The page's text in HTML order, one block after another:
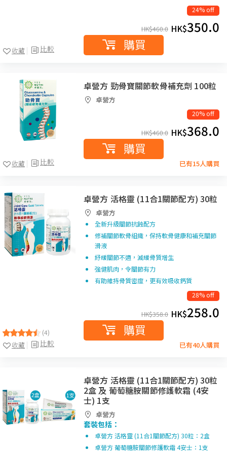
比較
收藏
24% off
HK$460.0 HK$350.0
購買
比較
收藏
卓營方 勁骨寶關節軟骨補充劑 100粒
卓營方
20% off
HK$460.0 HK$368.0
購買
已有15人購買
(4)
比較
收藏
卓營方 活格靈 (11合1關節配方) 30粒
卓營方
全新升級關節抗蝕配方
修補關節軟骨組織，保持軟骨健康和補充關節
滑液
紓緩關節不適，減緩骨質增生
強健肌肉，令關節有力
有助維持骨質密度，更有效吸收鈣質
28% off
HK$358.0 HK$258.0
購買
已有40人購買
卓營方 活格靈 (11合1關節配方) 30粒
2盒 及 葡萄糖胺關節修護軟霜 (4安
士) 1支
卓營方
套裝包括：
卓營方 活格靈 (11合1關節配方) 30粒：2盒
卓營方 葡萄糖胺關節修護軟霜 4安士：1支